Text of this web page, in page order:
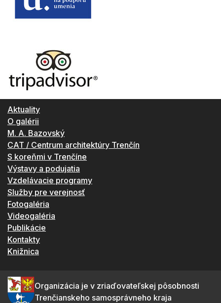
Aktuality
O galérii
M. A. Bazovský
CAT / Centrum architektúry Trenčín
S koreňmi v Trenčíne
Výstavy a podujatia
Vzdelávacie programy
Služby pre verejnosť
Fotogaléria
Videogaléria
Publikácie
Kontakty
Knižnica
Organizácia je v zriaďovateľskej pôsobnosti
Trenčianskeho samosprávneho kraja